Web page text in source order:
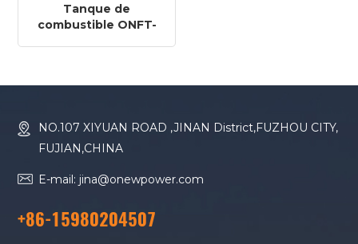
Tanque de
combustible ONFT-
NO.107 XIYUAN ROAD ,JINAN District,FUZHOU CITY,
FUJIAN,CHINA
E-mail: jina@onewpower.com
+86-15980204507